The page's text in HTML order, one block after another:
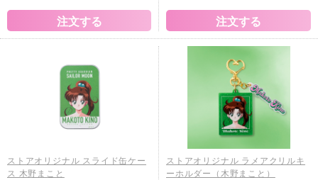
ストアオリジナル スライド缶ケー
ス 木野まこと
ストアオリジナル ラメアクリルキ
ーホルダー（木野まこと）